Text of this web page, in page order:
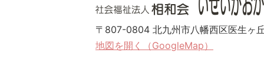
〒807-0804 北九州市八幡西区医生ヶ
地図を開く（GoogleMap）